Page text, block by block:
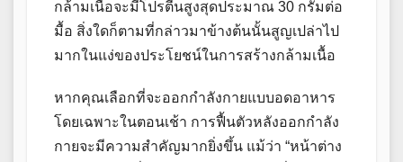
กล้ามเนื้อจะมีโปรตีนสูงสุดประมาณ 30 กรัมต่อ
มื้อ สิ่งใดก็ตามที่กล่าวมาข้างต้นนั้นสูญเปล่าไป
มากในแง่ของประโยชน์ในการสร้างกล้ามเนื้อ
หากคุณเลือกที่จะออกกำลังกายแบบอดอาหาร
โดยเฉพาะในตอนเช้า การฟื้นตัวหลังออกกำลัง
กายจะมีความสำคัญมากยิ่งขึ้น แม้ว่า “หน้าต่าง